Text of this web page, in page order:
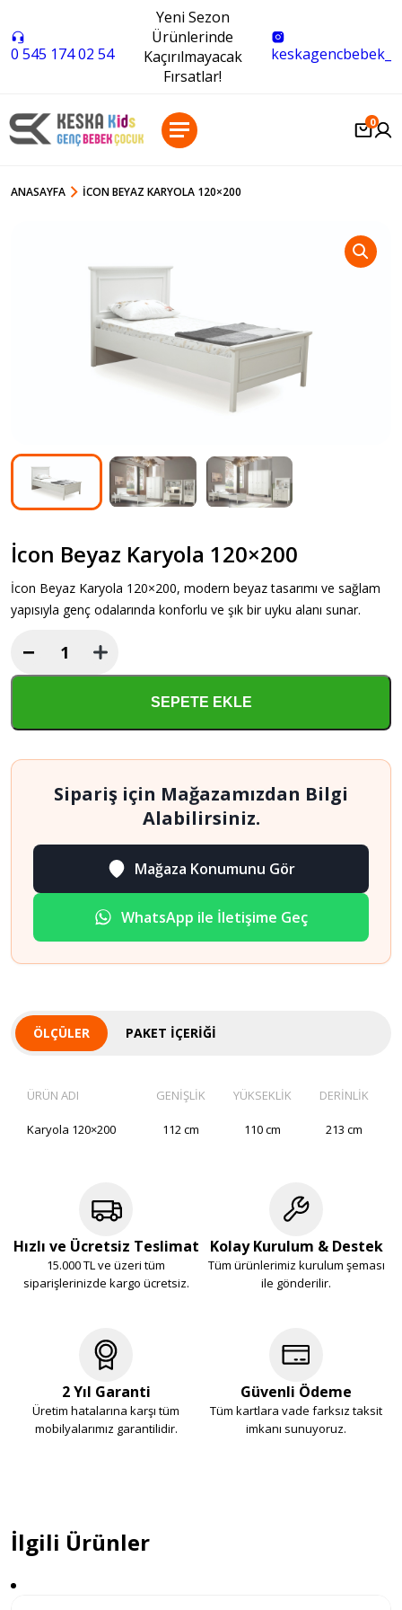
0 545 174 02 54
Yeni Sezon
Ürünlerinde
Kaçırılmayacak
Fırsatlar!
keskagencbebek_
0
ANASAYFA İCON BEYAZ KARYOLA 120×200
İcon Beyaz Karyola 120×200
İcon Beyaz Karyola 120×200, modern beyaz tasarımı ve sağlam
yapısıyla genç odalarında konforlu ve şık bir uyku alanı sunar.
İcon
Beyaz
120x200
−
SEPETE EKLE
Sipariş için Mağazamızdan Bilgi
Alabilirsiniz.
Mağaza Konumunu Gör
WhatsApp ile İletişime Geç
ÖLÇÜLER PAKET İÇERIĞI
ÜRÜN ADI GENİŞLİK YÜKSEKLİK DERİNLİK
Karyola 120×200 112 cm 110 cm 213 cm
Hızlı ve Ücretsiz Teslimat
15.000 TL ve üzeri tüm
siparişlerinizde kargo ücretsiz.
Kolay Kurulum & Destek
Tüm ürünlerimiz kurulum şeması
ile gönderilir.
2 Yıl Garanti
Üretim hatalarına karşı tüm
mobilyalarımız garantilidir.
Güvenli Ödeme
Tüm kartlara vade farksız taksit
imkanı sunuyoruz.
İlgili Ürünler